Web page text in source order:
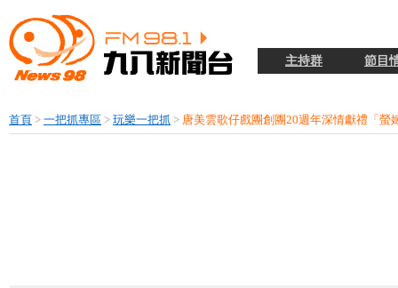
主持群 節目
首頁 > 一把抓專區 > 玩樂一把抓 > 唐美雲歌仔戲團創團20週年深情獻禮「螢